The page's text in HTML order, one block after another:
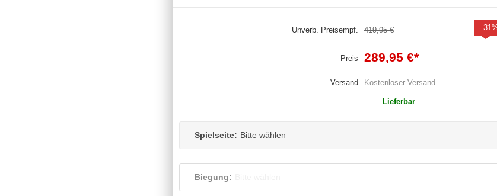
Unverb. Preisempf. 419,95 € -
Preis 289,95 €*
Versand Kostenloser Versand
Lieferbar
Spielseite: Bitte wählen
Biegung: